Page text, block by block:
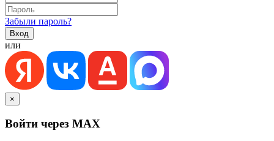
Забыли пароль?
или
×
Войти через MAX